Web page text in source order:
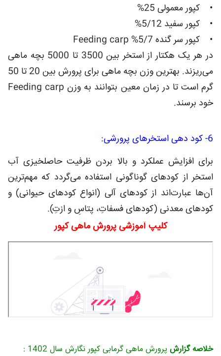
• کپور معمولی 25%
• کپور سفید 5/12%
• کپور سر گنده 5/7% Feeding carp
در هر یک هکتار از استخر بین 3500 تا 5000 بچه ماهی
می‌ریزند. بهترین وزن بچه ماهی برای پرورش بین 20 تا 50
گرم است تا در زمان معین بتوانند به وزن Feeding carp
خود برسند.
6- کود دهی استخرهای پرورشی:
برای افزایش عملکرد و بالا بردن ظرفیت حاصلخیزی آب
استخر از کودهای گوناگونی استفاده می‌گردد که مهم‌ترین
آن‌ها عبارت‌اند از کودهای آلی (انواع کودهای حیوانی) و
کودهای معدنی (کودهای فسفاتِ، پتاسِ و ازتِ).
کلیپ آموزشی پرورش ماهی کپور
خلاصه گزارش پرورش ماهی گرمابی کپور نگارش سال 1402 :